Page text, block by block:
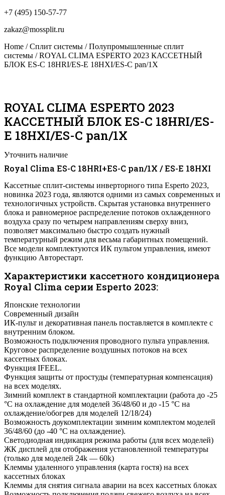
+7 (495) 150-57-77
zakaz@mossplit.ru
Home /Сплит системы /Полупромышленные сплит
системы / ROYAL CLIMA ESPERTO 2023 КАССЕТНЫЙ
БЛОК ES-C 18HRI/ES-E 18HXI/ES-C pan/1X
ROYAL CLIMA ESPERTO 2023
КАССЕТНЫЙ БЛОК ES-C 18HRI/ES-
E 18HXI/ES-C pan/1X
Уточнить наличие
Royal Clima ES-C 18HRI+ES-C pan/1X / ES-E 18HXI
Кассетные сплит-системы инверторного типа Esperto 2023,
новинка 2023 года, являются одними из самых современных и
технологичных устройств. Скрытая установка внутреннего
блока и равномерное распределение потоков охлажденного
воздуха сразу по четырем направлениям сверху вниз,
позволяет максимально быстро создать нужный
температурный режим для весьма габаритных помещений.
Все модели комплектуются ИК пультом управления, имеют
функцию Авторестарт.
Характеристики кассетного кондиционера
Royal Clima серии Esperto 2023:
Японские технологии
Современный дизайн
ИК-пульт и декоративная панель поставляется в комплекте с
внутренним блоком.
Возможность подключения проводного пульта управления.
Круговое распределение воздушных потоков на всех
кассетных блоках.
Функция IFEEL.
Функция защиты от простуды (температурная компенсация)
на всех моделях.
Зимний комплект в стандартной комплектации (работа до -25
°С на охлаждение для моделей 36/48/60 и до -15 °С на
охлаждение/обогрев для моделей 12/18/24)
Возможность доукомплектации зимним комплектом моделей
36/48/60 (до -40 °С на охлаждение).
Светодиодная индикация режима работы (для всех моделей)
ЖК дисплей для отображения установленной температуры
(только для моделей 24k — 60k)
Клеммы удаленного управления (карта гостя) на всех
кассетных блоках
Клеммы для снятия сигнала аварии на всех кассетных блоках